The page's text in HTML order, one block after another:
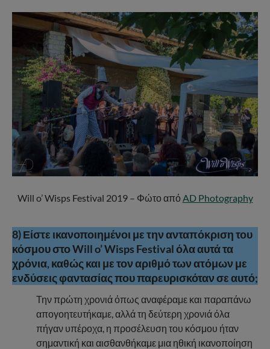
Will o’ Wisps Festival 2019 – Φώτο από AD Photography
8) Είστε ικανοποιημένοι με την ανταπόκριση του
κόσμου στο Will o’ Wisps Festival όλα αυτά τα
χρόνια, καθώς και με τον αριθμό των ατόμων με
ενδύσεις φαντασίας που παρευρισκόταν σε αυτό;
Την πρώτη χρονιά όπως αναφέραμε και παραπάνω
απογοητευτήκαμε, αλλά τη δεύτερη χρονιά όλα
πήγαν υπέροχα, η προσέλευση του κόσμου ήταν
σημαντική και αισθανθήκαμε μια ηθική ικανοποίηση